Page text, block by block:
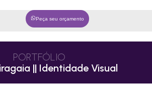
Peça seu orçamento
PORTFÓLIO
|| Identidade Visual